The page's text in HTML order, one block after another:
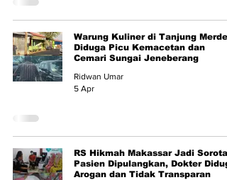
Warung Kuliner di Tanjung
Diduga Picu Kemacetan dan
Cemari Sungai Jeneberang
Ridwan Umar
5 Apr
RS Hikmah Makassar Jadi
Pasien Dipulangkan, Dokter
Arogan dan Tidak Transparan